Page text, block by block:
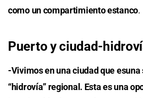
como un compartimiento estanco.
Puerto y ciudad-
-Vivimos en una ciudad que esuna
“hidrovía” regional. Esta es una